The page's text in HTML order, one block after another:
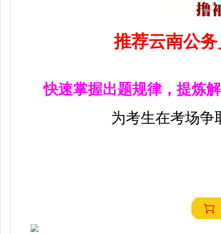
推荐云南公
快速掌握出题规律，提炼
为考生在考场争